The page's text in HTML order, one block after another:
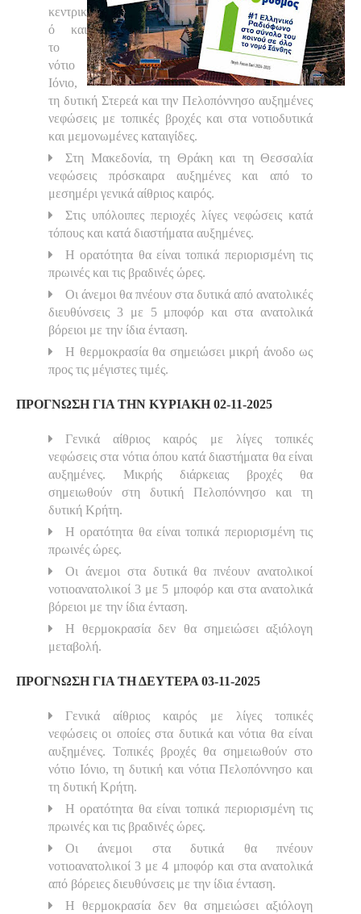
κεντρικ
ό και
το
νότιο
Ιόνιο,
τη δυτική Στερεά και την Πελοπόννησο αυξημένες
νεφώσεις με τοπικές βροχές και στα νοτιοδυτικά
και μεμονωμένες καταιγίδες.
Στη Μακεδονία, τη Θράκη και τη Θεσσαλία
νεφώσεις πρόσκαιρα αυξημένες και από το
μεσημέρι γενικά αίθριος καιρός.
Στις υπόλοιπες περιοχές λίγες νεφώσεις κατά
τόπους και κατά διαστήματα αυξημένες.
Η ορατότητα θα είναι τοπικά περιορισμένη τις
πρωινές και τις βραδινές ώρες.
Οι άνεμοι θα πνέουν στα δυτικά από ανατολικές
διευθύνσεις 3 με 5 μποφόρ και στα ανατολικά
βόρειοι με την ίδια ένταση.
Η θερμοκρασία θα σημειώσει μικρή άνοδο ως
προς τις μέγιστες τιμές.
ΠΡΟΓΝΩΣΗ ΓΙΑ ΤΗΝ ΚΥΡΙΑΚΗ 02-11-2025
Γενικά αίθριος καιρός με λίγες τοπικές
νεφώσεις στα νότια όπου κατά διαστήματα θα είναι
αυξημένες. Μικρής διάρκειας βροχές θα
σημειωθούν στη δυτική Πελοπόννησο και τη
δυτική Κρήτη.
Η ορατότητα θα είναι τοπικά περιορισμένη τις
πρωινές ώρες.
Οι άνεμοι στα δυτικά θα πνέουν ανατολικοί
νοτιοανατολικοί 3 με 5 μποφόρ και στα ανατολικά
βόρειοι με την ίδια ένταση.
Η θερμοκρασία δεν θα σημειώσει αξιόλογη
μεταβολή.
ΠΡΟΓΝΩΣΗ ΓΙΑ ΤΗ ΔΕΥΤΕΡΑ 03-11-2025
Γενικά αίθριος καιρός με λίγες τοπικές
νεφώσεις οι οποίες στα δυτικά και νότια θα είναι
αυξημένες. Τοπικές βροχές θα σημειωθούν στο
νότιο Ιόνιο, τη δυτική και νότια Πελοπόννησο και
τη δυτική Κρήτη.
Η ορατότητα θα είναι τοπικά περιορισμένη τις
πρωινές και τις βραδινές ώρες.
Οι άνεμοι στα δυτικά θα πνέουν
νοτιοανατολικοί 3 με 4 μποφόρ και στα ανατολικά
από βόρειες διευθύνσεις με την ίδια ένταση.
Η θερμοκρασία δεν θα σημειώσει αξιόλογη